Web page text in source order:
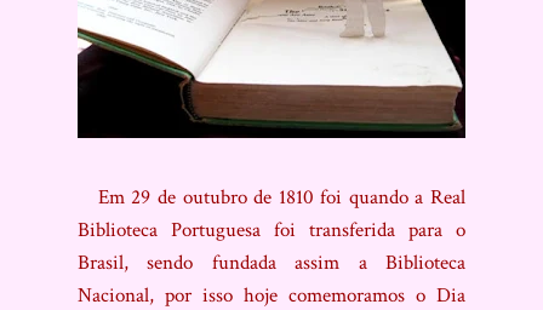
Em 29 de outubro de 1810 foi quando a Real
Biblioteca Portuguesa foi transferida para o
Brasil, sendo fundada assim a Biblioteca
Nacional, por isso hoje comemoramos o Dia